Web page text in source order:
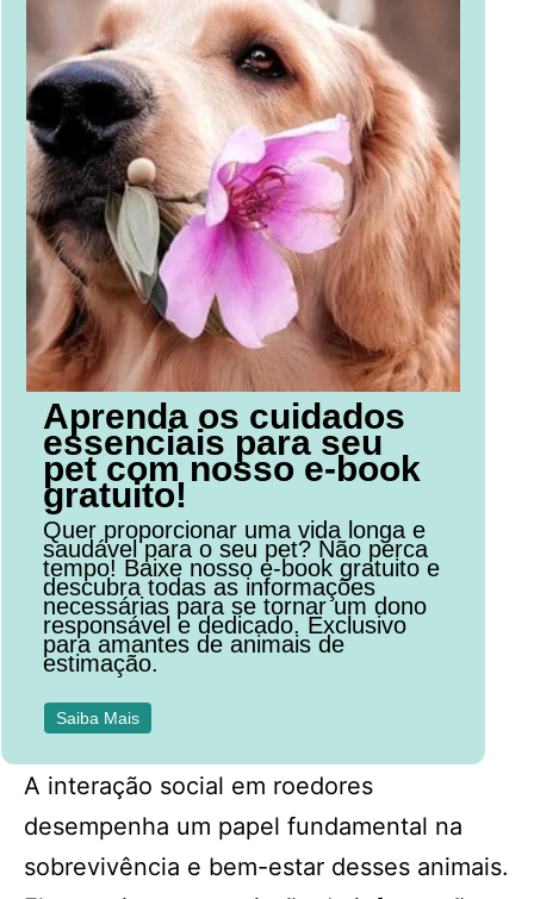
Aprenda os cuidados
essenciais para seu
pet com nosso e-book
gratuito!
Quer proporcionar uma vida longa e
saudável para o seu pet? Não perca
tempo! Baixe nosso e-book gratuito e
descubra todas as informações
necessárias para se tornar um dono
responsável e dedicado. Exclusivo
para amantes de animais de
estimação.
Saiba Mais
A interação social em roedores
desempenha um papel fundamental na
sobrevivência e bem-estar desses animais.